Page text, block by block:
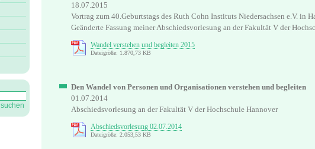
18.07.2015
Vortrag zum 40.Geburtstags des Ruth Cohn Instituts Niedersachsen e.V. in
Geänderte Fassung meiner Abschiedsvorlesung an der Fakultät V der
Wandel verstehen und begleiten 2015
Dateigröße: 1.870,73 KB
Den Wandel von Personen und Organisationen verstehen und begleiten
01.07.2014
Abschiedsvorlesung an der Fakultät V der Hochschule Hannover
Abschiedsvorlesung 02.07.2014
Dateigröße: 2.053,53 KB